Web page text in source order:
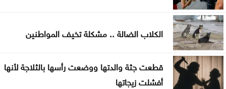
توافق مبدئي على آلية تعيين المدير التنفيذي للبلديات
اليرموك تطلق اسم اليوبيل الذهبي على خريجي الفوج
47 من طلبتها
تعيين سفيرين جديدين لبيلاروس والبيرو غير مقيمين
الكلاب الضالة .. مشكلة تخيف المواطنين
قطعت جثة والدتها ووضعت رأسها بالثلاجة لأنها
أفشلت زيجاتها